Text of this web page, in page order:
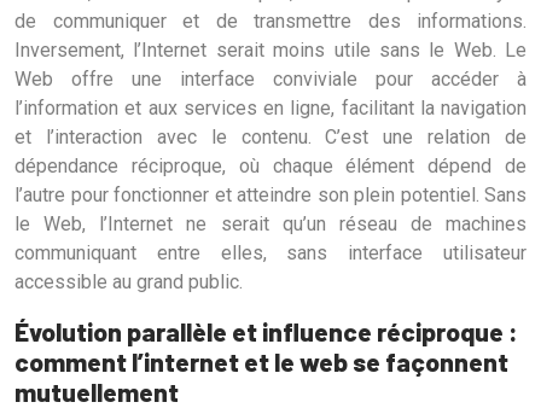
de communiquer et de transmettre des informations.
Inversement, l’Internet serait moins utile sans le Web. Le
Web offre une interface conviviale pour accéder à
l’information et aux services en ligne, facilitant la navigation
et l’interaction avec le contenu. C’est une relation de
dépendance réciproque, où chaque élément dépend de
l’autre pour fonctionner et atteindre son plein potentiel. Sans
le Web, l’Internet ne serait qu’un réseau de machines
communiquant entre elles, sans interface utilisateur
accessible au grand public.
Évolution parallèle et influence réciproque :
comment l’internet et le web se façonnent
mutuellement